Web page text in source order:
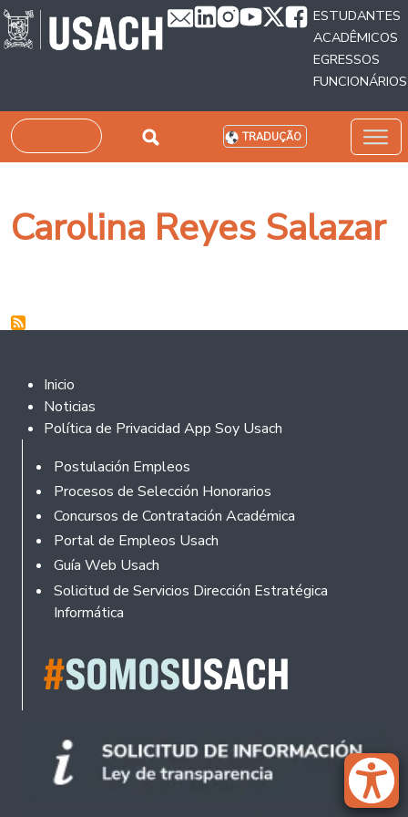
Passar para o conteúdo principal
ESTUDANTES
ACADÊMICOS
EGRESSOS
FUNCIONÁRIOS
Pesquisar TRADUÇÃO
Carolina Reyes Salazar
Footer 2
Inicio
Noticias
Política de Privacidad App Soy Usach
Rodapé
Postulación Empleos
Procesos de Selección Honorarios
Concursos de Contratación Académica
Portal de Empleos Usach
Guía Web Usach
Solicitud de Servicios Dirección Estratégica
Informática